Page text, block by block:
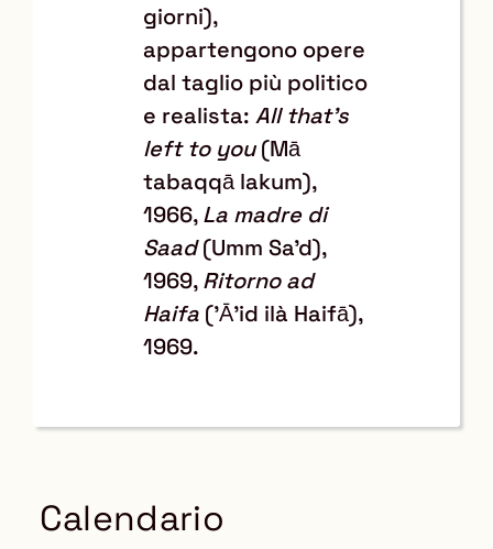
giorni),
appartengono opere
dal taglio più politico
e realista:All that's
left to you(Mā
tabaqqā lakum),
1966,La madre di
Saad(Umm Sa'd),
1969,Ritorno ad
Haifa ('Ā'id ilà Haifā),
1969.
Calendario